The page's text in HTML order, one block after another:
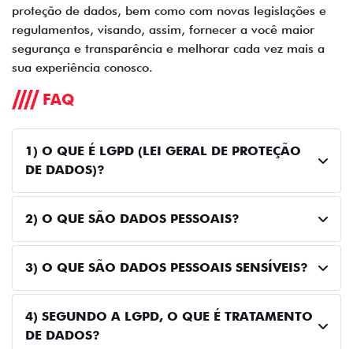
proteção de dados, bem como com novas legislações e
regulamentos, visando, assim, fornecer a você maior
segurança e transparência e melhorar cada vez mais a
sua experiência conosco.
FAQ
1) O QUE É LGPD (LEI GERAL DE PROTEÇÃO
DE DADOS)?
2) O QUE SÃO DADOS PESSOAIS?
3) O QUE SÃO DADOS PESSOAIS SENSÍVEIS?
4) SEGUNDO A LGPD, O QUE É TRATAMENTO
DE DADOS?